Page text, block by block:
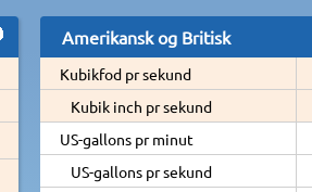
Amerikansk og Britisk
Kubikfod pr sekund
Kubik inch pr sekund
US-gallons pr minut
US-gallons pr sekund